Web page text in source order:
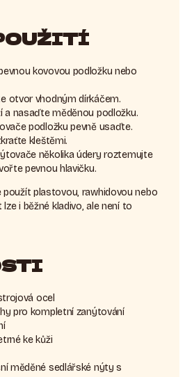
kovovou podložku nebo
otvor vhodným dírkáčem.
nasaďte měděnou podložku.
podložku pevně usaďte.
kleštěmi.
několika údery roztemujte
pevnou hlavičku.
plastovou, rawhidovou nebo
i běžné kladivo, ale není to
ocel
pro kompletní zanýtování
ke kůži
měděné sedlářské nýty s